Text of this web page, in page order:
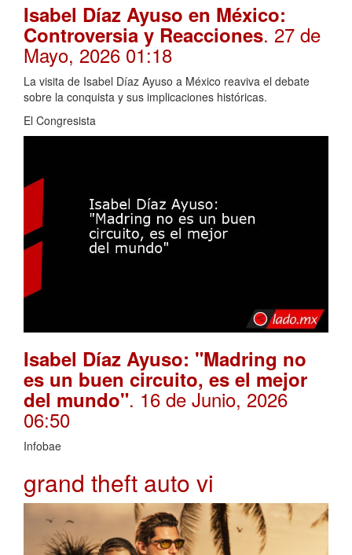
Isabel Díaz Ayuso en México:
Controversia y Reacciones. 27 de
Mayo, 2026 01:18
La visita de Isabel Díaz Ayuso a México reaviva el debate
sobre la conquista y sus implicaciones históricas.
El Congresista
Isabel Díaz Ayuso: "Madring no
es un buen circuito, es el mejor
del mundo". 16 de Junio, 2026
06:50
Infobae
grand theft auto vi